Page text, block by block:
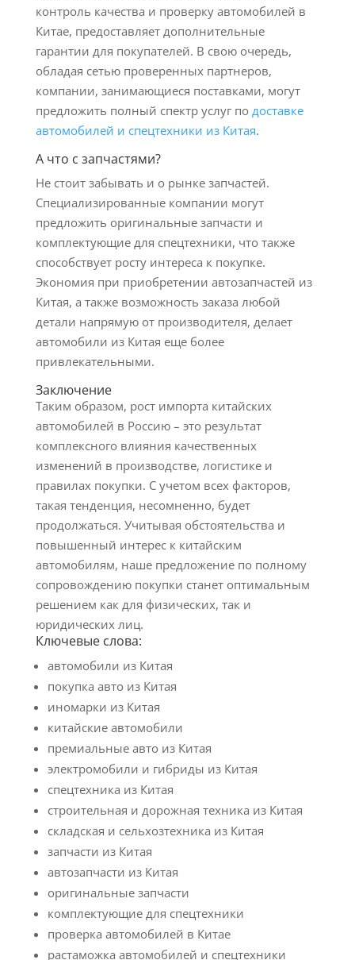
контроль качества и проверку автомобилей в
Китае, предоставляет дополнительные
гарантии для покупателей. В свою очередь,
обладая сетью проверенных партнеров,
компании, занимающиеся поставками, могут
предложить полный спектр услуг по доставке
автомобилей и спецтехники из Китая.
А что с запчастями?
Не стоит забывать и о рынке запчастей.
Специализированные компании могут
предложить оригинальные запчасти и
комплектующие для спецтехники, что также
способствует росту интереса к покупке.
Экономия при приобретении автозапчастей из
Китая, а также возможность заказа любой
детали напрямую от производителя, делает
автомобили из Китая еще более
привлекательными.
Заключение
Таким образом, рост импорта китайских
автомобилей в Россию – это результат
комплексного влияния качественных
изменений в производстве, логистике и
правилах покупки. С учетом всех факторов,
такая тенденция, несомненно, будет
продолжаться. Учитывая обстоятельства и
повышенный интерес к китайским
автомобилям, наше предложение по полному
сопровождению покупки станет оптимальным
решением как для физических, так и
юридических лиц.
Ключевые слова:
автомобили из Китая
покупка авто из Китая
иномарки из Китая
китайские автомобили
премиальные авто из Китая
электромобили и гибриды из Китая
спецтехника из Китая
строительная и дорожная техника из Китая
складская и сельхозтехника из Китая
запчасти из Китая
автозапчасти из Китая
оригинальные запчасти
комплектующие для спецтехники
проверка автомобилей в Китае
растаможка автомобилей и спецтехники